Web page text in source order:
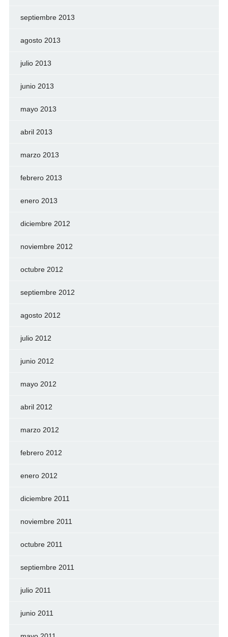
septiembre 2013
agosto 2013
julio 2013
junio 2013
mayo 2013
abril 2013
marzo 2013
febrero 2013
enero 2013
diciembre 2012
noviembre 2012
octubre 2012
septiembre 2012
agosto 2012
julio 2012
junio 2012
mayo 2012
abril 2012
marzo 2012
febrero 2012
enero 2012
diciembre 2011
noviembre 2011
octubre 2011
septiembre 2011
julio 2011
junio 2011